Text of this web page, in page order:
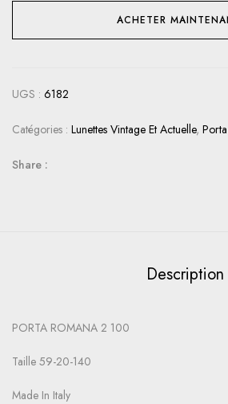
ACHETER
UGS : 6182
Catégories : Lunettes Vintage Et Actuelle,
Share :
Description
PORTA ROMANA 2 100
Taille 59-20-140
Made In Italy